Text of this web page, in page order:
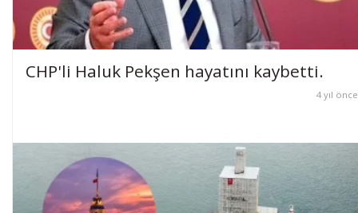
CHP'li Haluk Pekşen hayatını kaybetti.
4 yıl önce